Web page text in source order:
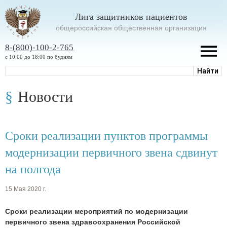
Лига защитников пациентов
oбщероссийская общественная организация
8-(800)-100-2-765
с 10:00 до 18:00 по будням
Новости
Сроки реализации пунктов программы
модернизации первичного звена сдвинут
на полгода
15 Мая 2020 г.
Сроки реализации мероприятий по модернизации
первичного звена здравоохранения Российской